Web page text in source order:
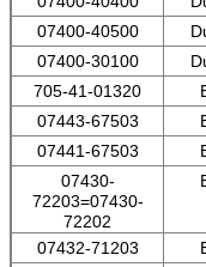
07400-40500
07400-30100
705-41-01320
07443-67503
07441-67503
07430-
72203=07430-
72202
07432-71203